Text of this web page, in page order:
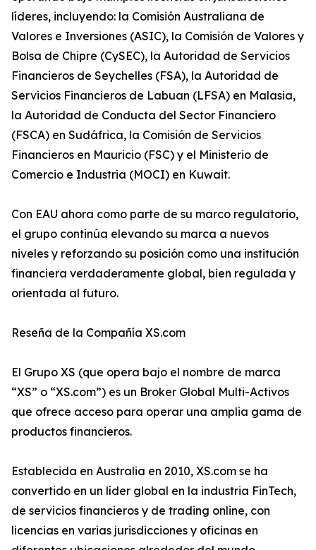
líderes, incluyendo: la Comisión Australiana de
Valores e Inversiones (ASIC), la Comisión de Valores y
Bolsa de Chipre (CySEC), la Autoridad de Servicios
Financieros de Seychelles (FSA), la Autoridad de
Servicios Financieros de Labuan (LFSA) en Malasia,
la Autoridad de Conducta del Sector Financiero
(FSCA) en Sudáfrica, la Comisión de Servicios
Financieros en Mauricio (FSC) y el Ministerio de
Comercio e Industria (MOCI) en Kuwait.
Con EAU ahora como parte de su marco regulatorio,
el grupo continúa elevando su marca a nuevos
niveles y reforzando su posición como una institución
financiera verdaderamente global, bien regulada y
orientada al futuro.
Reseña de la Compañía XS.com
El Grupo XS (que opera bajo el nombre de marca
“XS” o “XS.com”) es un Broker Global Multi-Activos
que ofrece acceso para operar una amplia gama de
productos financieros.
Establecida en Australia en 2010, XS.com se ha
convertido en un líder global en la industria FinTech,
de servicios financieros y de trading online, con
licencias en varias jurisdicciones y oficinas en